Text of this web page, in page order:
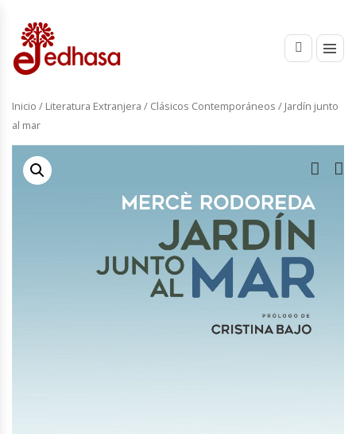
Inicio / Literatura Extranjera / Clásicos Contemporáneos / Jardín junto
al mar